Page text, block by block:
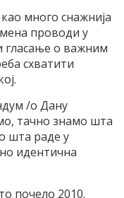
много снажнија
проводи у
гласање о важним
схватити
/о Дану
тачно знамо шта
шта раде у
идентична
почело 2010.